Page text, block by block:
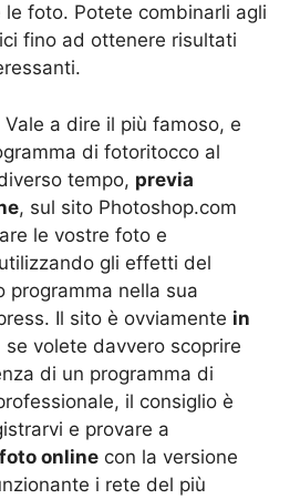
le foto. Potete combinarli agli
fino ad ottenere risultati
Vale a dire il più famoso, e
di fotoritocco al
tempo, previa
, sul sito Photoshop.com
le vostre foto e
gli effetti del
programma nella sua
Il sito è ovviamente in
se volete davvero scoprire
di un programma di
il consiglio è
e provare a
online con la versione
i rete del più